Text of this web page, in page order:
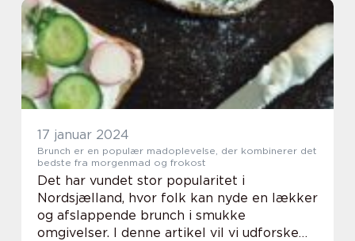
kendetegnet ved deres alsidighed og
muligheden for at lave dem på fo...
17 januar 2024
Brunch er en populær madoplevelse, der kombinerer det
bedste fra morgenmad og frokost
Det har vundet stor popularitet i
Nordsjælland, hvor folk kan nyde en lækker
og afslappende brunch i smukke
omgivelser. I denne artikel vil vi udforske